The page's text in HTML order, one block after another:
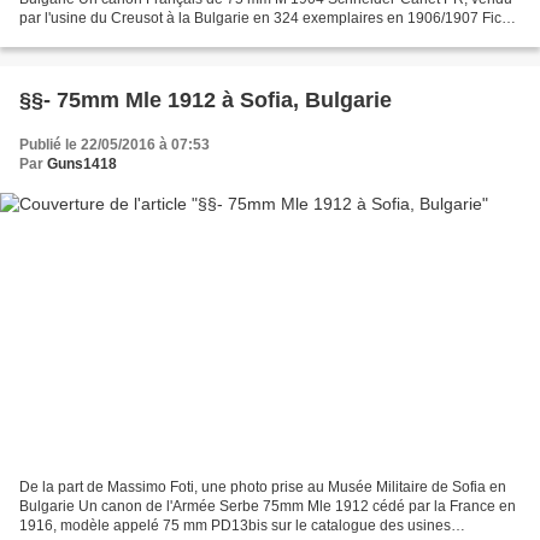
par l'usine du Creusot à la Bulgarie en 324 exemplaires en 1906/1907 Fiche
§§- 75mm Mle 1912 à Sofia, Bulgarie
Publié le 22/05/2016 à 07:53
Par Guns1418
De la part de Massimo Foti, une photo prise au Musée Militaire de Sofia en
Bulgarie Un canon de l'Armée Serbe 75mm Mle 1912 cédé par la France en
1916, modèle appelé 75 mm PD13bis sur le catalogue des usines